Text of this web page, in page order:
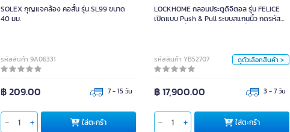
SOLEX กุญแจคล้อง คอสั้น รุ่น SL99 ขนาด
40 มม.
รหัสสินค้า 9A06331
฿ 209.00 7 - 15 วัน
ใส่ตะกร้า
LOCKHOME กลอนประตูดิจิตอล รุ่น FELICE
เปิดแบบ Push & Pull ระบบสแกนนิ้ว กดรหัส
รหัสสินค้า YB52707 ดูตัวเลือกสินค้า >
฿ 17,900.00 3 - 7 วัน
ใส่ตะกร้า
หน่วย
สี
ชนิดของวัสดุ
ใส่ตะกร้า